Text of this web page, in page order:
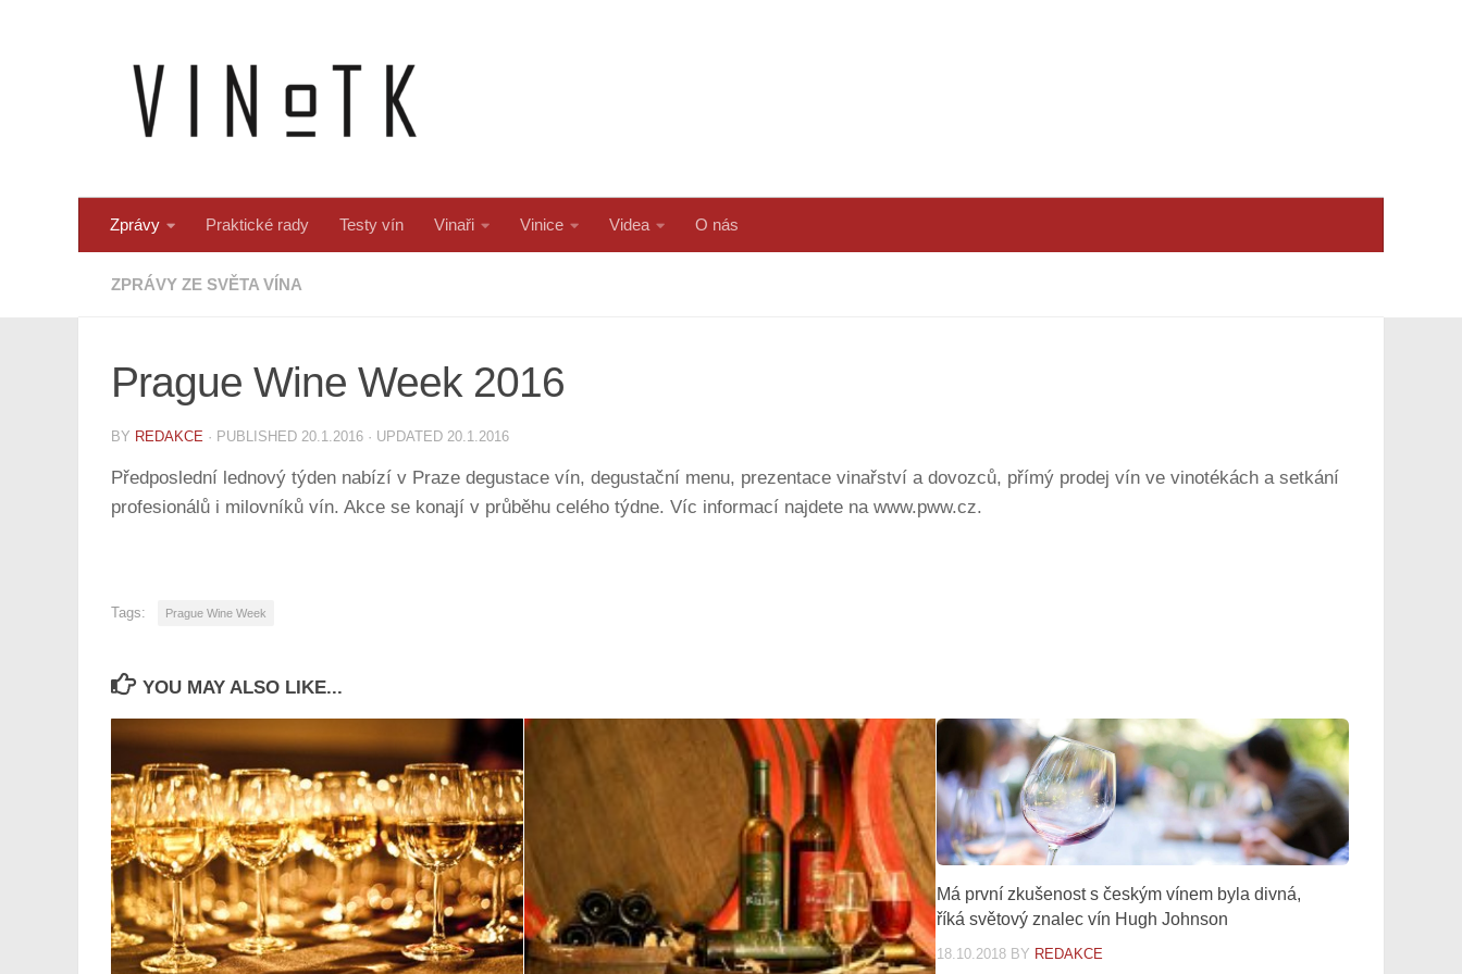
Zprávy Praktické rady Testy vín Vinaři Vinice Videa O nás
ZPRÁVY ZE SVĚTA VÍNA
Prague Wine Week 2016
BY REDAKCE · PUBLISHED 20.1.2016 · UPDATED 20.1.2016
Předposlední lednový týden nabízí v Praze degustace vín, degustační menu, prezentace vinařství a dovozců, přímý prodej vín ve vinotékách a setkání
profesionálů i milovníků vín. Akce se konají v průběhu celého týdne. Víc informací najdete na www.pww.cz.
Tags: Prague Wine Week
YOU MAY ALSO LIKE...
Má první zkušenost s českým vínem byla divná,
říká světový znalec vín Hugh Johnson
18.10.2018 BY REDAKCE